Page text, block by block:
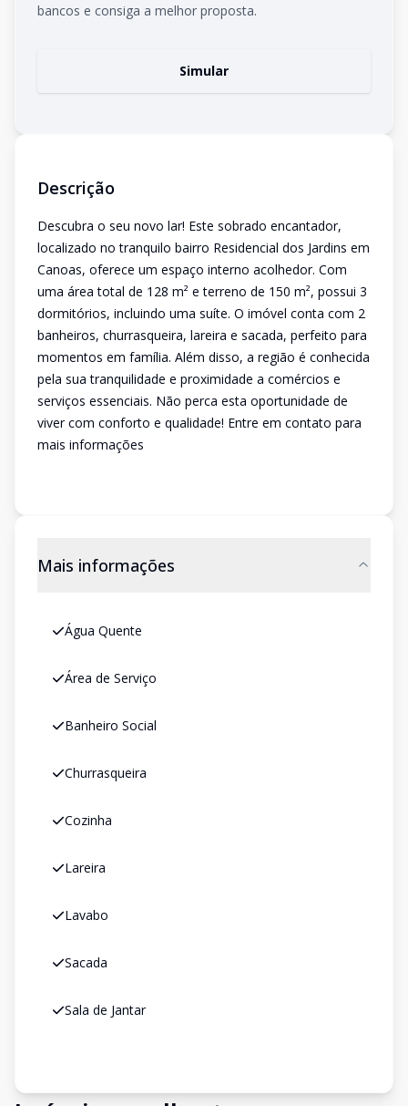
bancos e consiga a melhor proposta.
Simular
Descrição
Descubra o seu novo lar! Este sobrado encantador,
localizado no tranquilo bairro Residencial dos Jardins em
Canoas, oferece um espaço interno acolhedor. Com
uma área total de 128 m² e terreno de 150 m², possui 3
dormitórios, incluindo uma suíte. O imóvel conta com 2
banheiros, churrasqueira, lareira e sacada, perfeito para
momentos em família. Além disso, a região é conhecida
pela sua tranquilidade e proximidade a comércios e
serviços essenciais. Não perca esta oportunidade de
viver com conforto e qualidade! Entre em contato para
mais informações
Mais informações
Água Quente
Área de Serviço
Banheiro Social
Churrasqueira
Cozinha
Lareira
Lavabo
Sacada
Sala de Jantar